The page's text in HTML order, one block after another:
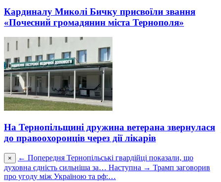
Кардиналу Миколі Бичку присвоїли звання
«Почесний громадянин міста Тернополя»
На Тернопільщині дружина ветерана звернулася
до правоохоронців через дії лікарів
× ← Попередня Тернопільські гвардійці показали, що
духовна єдність сильніша за… Наступна → Трамп заговорив
про угоду між Україною та рф:…